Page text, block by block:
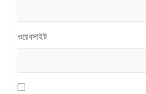
ওয়েবসাইট